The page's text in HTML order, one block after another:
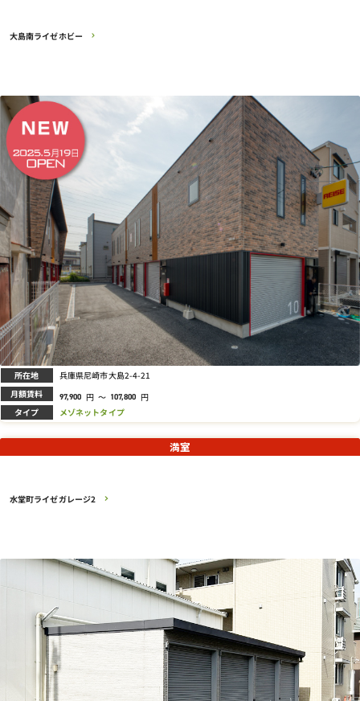
大島南ライゼホビー
所在地 兵庫県尼崎市大島2-4-21
月額賃料 97,900 円 ～ 107,800 円
タイプ メゾネットタイプ
水堂町ライゼガレージ2
満室